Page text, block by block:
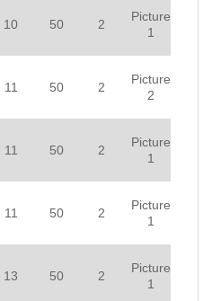
10 50 2
Picture
1
11 50 2
Picture
2
11 50 2
Picture
1
11 50 2
Picture
1
13 50 2
Picture
1